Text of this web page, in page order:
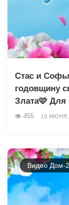
Стас и
годовщину
Злата🩷 Для
455 10 ИЮНЯ,
Видео Дом-2